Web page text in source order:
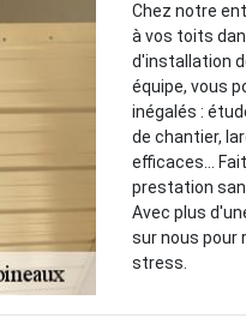
Chez notre
à vos toits
d'installation
équipe, vous
inégalés :
de chantier,
efficaces...
prestation
Avec plus
sur nous pour
stress.